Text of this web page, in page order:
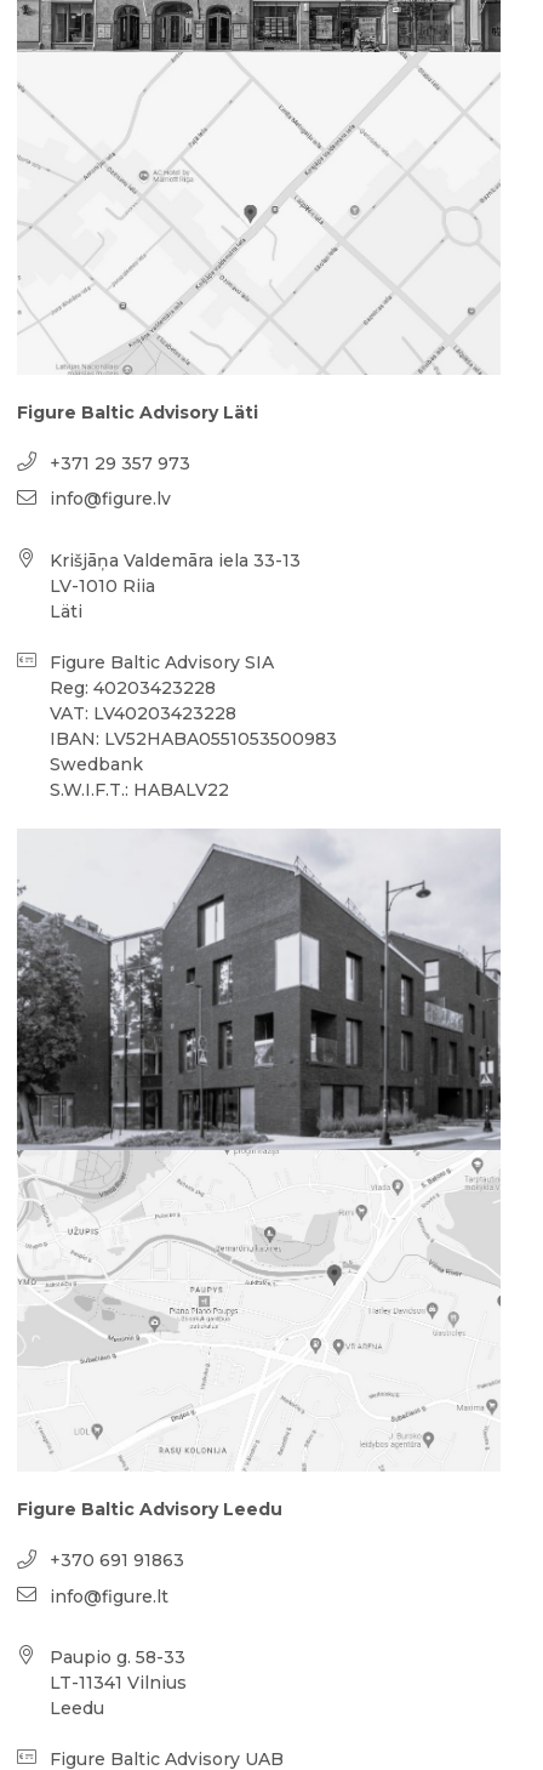
Figure Baltic Advisory Läti
+371 29 357 973
info@figure.lv
Krišjāņa Valdemāra iela 33-13
LV-1010 Riia
Läti
Figure Baltic Advisory SIA
Reg: 40203423228
VAT: LV40203423228
IBAN: LV52HABA0551053500983
Swedbank
S.W.I.F.T.: HABALV22
Figure Baltic Advisory Leedu
+370 691 91863
info@figure.lt
Paupio g. 58-33
LT-11341 Vilnius
Leedu
Figure Baltic Advisory UAB